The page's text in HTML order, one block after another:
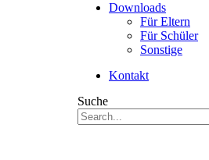
Downloads
Für Eltern
Für Schüler
Sonstige
Kontakt
Suche